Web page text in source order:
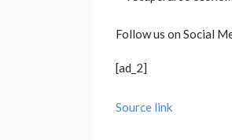
Follow us on Social
[ad_2]
Source link